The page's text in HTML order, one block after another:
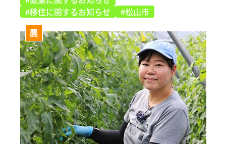
#移住に関するお知らせ
#松山市
農